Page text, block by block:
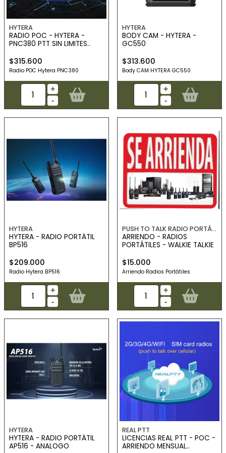
HYTERA
RADIO POC - HYTERA -
PNC380 PTT SIN LIMITES..
$315.600
Radio POC Hytera PNC380
+
-
HYTERA
BODY CAM - HYTERA -
GC550
$313.600
Body CAM HYTERA GC550
+
-
HYTERA
HYTERA - RADIO PORTÁTIL
BP516
$209.000
Radio Hytera BP516
+
-
PUSH TO TALK RADIO PORTÁTIL UHF
ARRIENDO - RADIOS
PORTÁTILES - WALKIE TALKIE
$15.000
Arriendo Radios Portátiles
+
-
HYTERA
HYTERA - RADIO PORTÁTIL
AP516 - ANALOGO
REAL PTT
LICENCIAS REAL PTT - POC -
ARRIENDO MENSUAL..